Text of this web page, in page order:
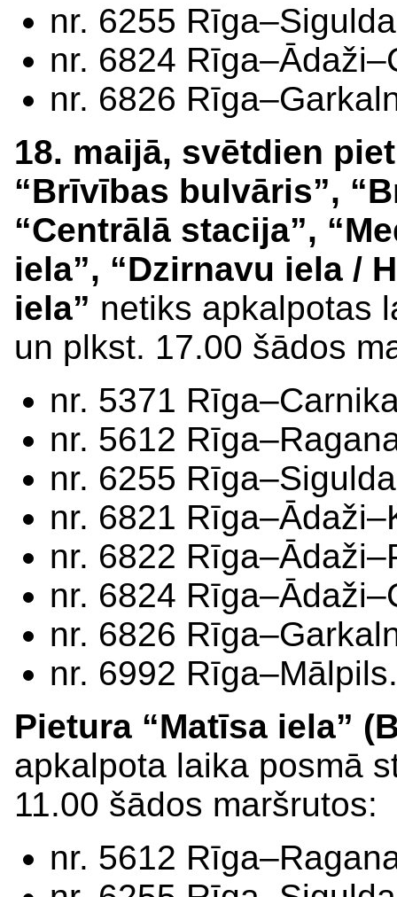
nr. 6255
nr. 6824
nr. 6826
18. maijā, svētdien
“Brīvības bulvāris”,
“Centrālā stacija”,
iela”, “Dzirnavu iela /
iela” netiks apkalpotas
un plkst. 17.00 šādos
nr. 5371
nr. 5612
nr. 6255
nr. 6821
nr. 6822
nr. 6824
nr. 6826
nr. 6992 Rīga–Mālpils.
Pietura “Matīsa iela”
apkalpota laika posmā
11.00 šādos maršrutos:
nr. 5612